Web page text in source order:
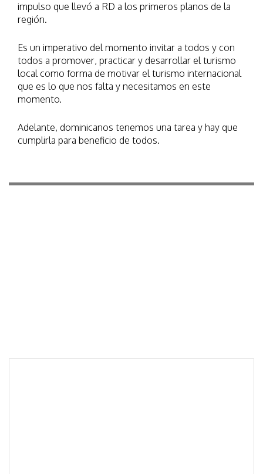
impulso que llevó a RD a los primeros planos de la
región.
Es un imperativo del momento invitar a todos y con
todos a promover, practicar y desarrollar el turismo
local como forma de motivar el turismo internacional
que es lo que nos falta y necesitamos en este
momento.
Adelante, dominicanos tenemos una tarea y hay que
cumplirla para beneficio de todos.